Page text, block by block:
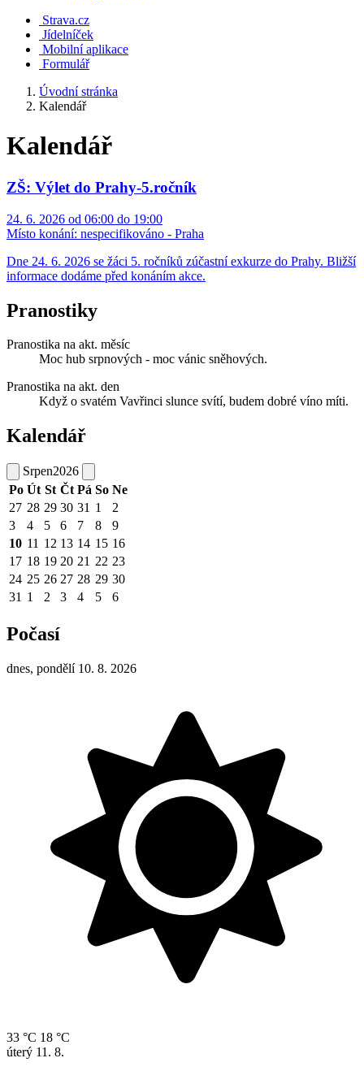
Strava.cz
Jídelníček
Mobilní aplikace
Formulář
Úvodní stránka
Kalendář
Kalendář
ZŠ: Výlet do Prahy-5.ročník
24. 6. 2026 od 06:00 do 19:00
Místo konání: nespecifikováno - Praha
Dne 24. 6. 2026 se žáci 5. ročníků zúčastní exkurze do Prahy. Bližší
informace dodáme před konáním akce.
Pranostiky
Pranostika na akt. měsíc
Moc hub srpnových - moc vánic sněhových.
Pranostika na akt. den
Když o svatém Vavřinci slunce svítí, budem dobré víno míti.
Kalendář
Srpen2026
Po Út St Čt Pá So Ne
27 28 29 30 31 1
2
3
4 5 6 7 8
9
10 11 12 13 14 15 16
17 18 19 20 21 22 23
24 25 26 27 28 29 30
31 1 2 3 4 5 6
Počasí
dnes, pondělí 10. 8. 2026
33 °C 18 °C
úterý 11. 8.